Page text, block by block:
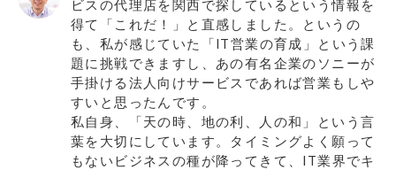
ビスの代理店を関西で探しているという情報を
得て「これだ！」と直感しました。というの
も、私が感じていた「IT営業の育成」という課
題に挑戦できますし、あの有名企業のソニーが
手掛ける法人向けサービスであれば営業もしや
すいと思ったんです。
私自身、「天の時、地の利、人の和」という言
葉を大切にしています。タイミングよく願って
もないビジネスの種が降ってきて、IT業界でキ